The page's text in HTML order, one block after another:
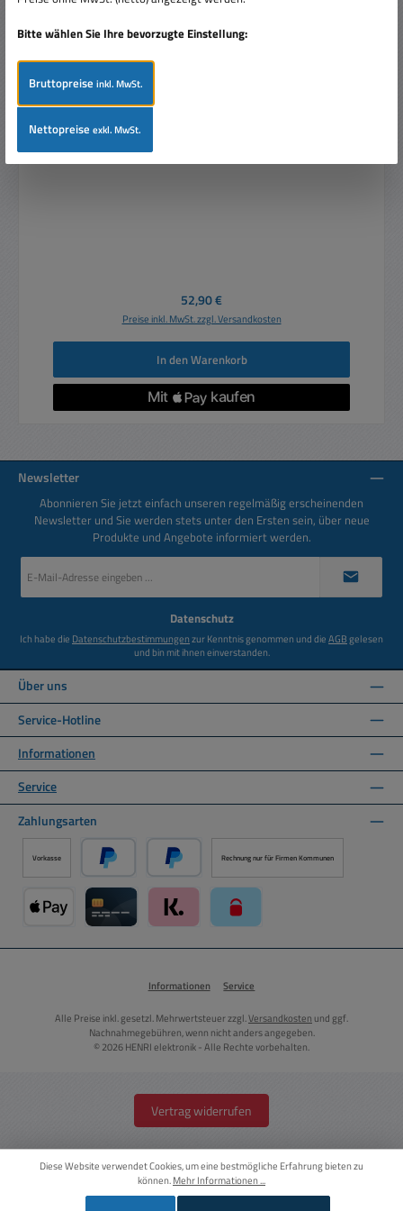
Mikrofon mit Schwanenhals 700mm Dynamisch Niere
Regulärer Preis:
52,90 €
Preise inkl. MwSt. zzgl. Versandkosten
In den Warenkorb
Newsletter
Abonnieren Sie jetzt einfach unseren regelmäßig erscheinenden
Newsletter und Sie werden stets unter den Ersten sein, über neue
Produkte und Angebote informiert werden.
Mail-
Datenschutz
Ich habe die Datenschutzbestimmungenzur Kenntnis genommen und dieAGBgelesen
und bin mit ihnen einverstanden.
Über uns
Service-Hotline
Informationen
Service
Zahlungsarten
Vorkasse
PayPal Später Bezahlen über PayPal
Rechnung nur für Firmen Kommunen
Informationen Service
Alle Preise inkl. gesetzl. Mehrwertsteuer zzgl.Versandkosten und ggf.
Nachnahmegebühren, wenn nicht anders angegeben.
© 2026 HENRI elektronik - Alle Rechte vorbehalten.
Vertrag widerrufen
Diese Website verwendet Cookies, um eine bestmögliche Erfahrung bieten zu
können.Mehr Informationen ...
Bitte wählen Sie Ihre bevorzugte Einstellung:
Bruttopreiseinkl. MwSt.
Nettopreiseexkl. MwSt.